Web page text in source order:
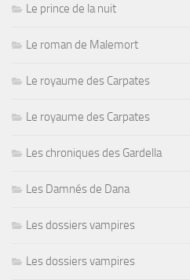
Le prince de la nuit
Le roman de Malemort
Le royaume des Carpates
Le royaume des Carpates
Les chroniques des Gardella
Les Damnés de Dana
Les dossiers vampires
Les dossiers vampires